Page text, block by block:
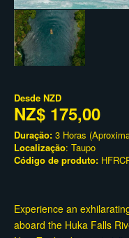
Desde NZD
NZ$ 175,00
Duração: 3 Horas
Localização: Taupo
Código de produto:
Experience an
aboard the Huka Falls